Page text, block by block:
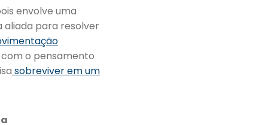
envolve uma
aliada para resolver
o pensamento
sobreviver em um